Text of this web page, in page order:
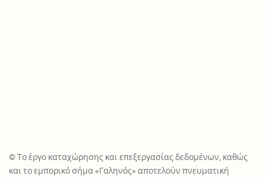
© Το έργο καταχώρησης και επεξεργασίας δεδομένων, καθώς
και το εμπορικό σήμα «Γαληνός» αποτελούν πνευματική